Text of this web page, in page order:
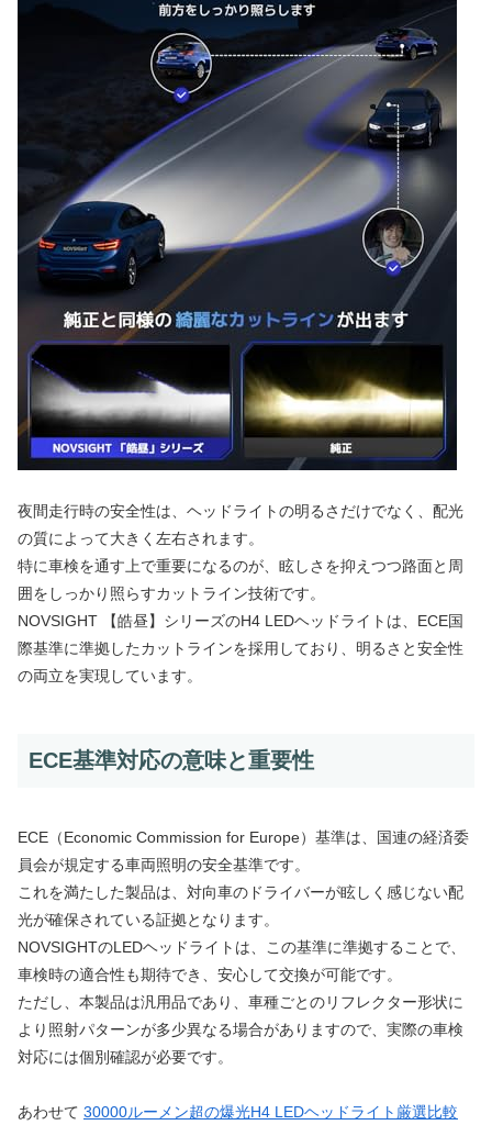
夜間走行時の安全性は、ヘッドライトの明るさだけでなく、配光
の質によって大きく左右されます。
特に車検を通す上で重要になるのが、眩しさを抑えつつ路面と周
囲をしっかり照らすカットライン技術です。
NOVSIGHT 【皓昼】シリーズのH4 LEDヘッドライトは、ECE国
際基準に準拠したカットラインを採用しており、明るさと安全性
の両立を実現しています。
ECE基準対応の意味と重要性
ECE（Economic Commission for Europe）基準は、国連の経済委
員会が規定する車両照明の安全基準です。
これを満たした製品は、対向車のドライバーが眩しく感じない配
光が確保されている証拠となります。
NOVSIGHTのLEDヘッドライトは、この基準に準拠することで、
車検時の適合性も期待でき、安心して交換が可能です。
ただし、本製品は汎用品であり、車種ごとのリフレクター形状に
より照射パターンが多少異なる場合がありますので、実際の車検
対応には個別確認が必要です。
あわせて 30000ルーメン超の爆光H4 LEDヘッドライト厳選比較